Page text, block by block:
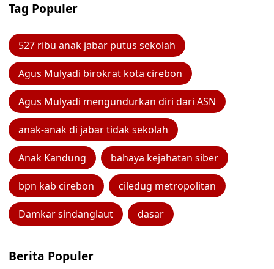
Tag Populer
527 ribu anak jabar putus sekolah
Agus Mulyadi birokrat kota cirebon
Agus Mulyadi mengundurkan diri dari ASN
anak-anak di jabar tidak sekolah
Anak Kandung bahaya kejahatan siber
bpn kab cirebon ciledug metropolitan
Damkar sindanglaut dasar
Berita Populer